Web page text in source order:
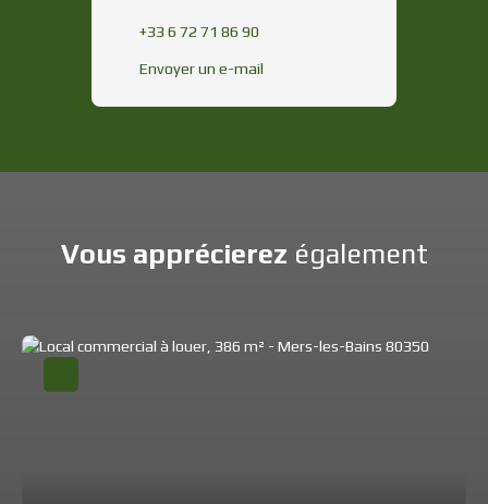
+33 6 72 71 86 90
Envoyer un e-mail
Vous apprécierez également